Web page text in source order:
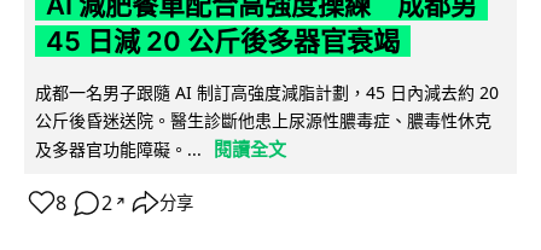
45 日減 20 公斤後多器官衰竭
成都一名男子跟隨 AI 制訂高強度減脂計劃，45 日內減去約 20
公斤後昏迷送院。醫生診斷他患上尿源性膿毒症、膿毒性休克
及多器官功能障礙。...
閱讀全文
8 2 ↗ 分享